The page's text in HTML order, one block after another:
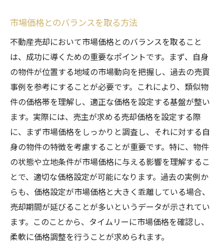
市場価格とのバランスを取る方法
不動産売却において市場価格とのバランスを取ること
は、成功に導くための重要なポイントです。まず、自身
の物件が位置する地域の市場動向を把握し、過去の売買
事例を参考にすることが必要です。これにより、類似物
件の価格帯を理解し、適正な価格を設定する基盤が整い
ます。実際には、売主が求める売却価格を設定する際
に、まず市場価格をしっかりと調査し、それに対する自
身の物件の特徴を考慮することが重要です。特に、物件
の状態や立地条件が市場価格に与える影響を理解するこ
とで、適切な価格設定が可能になります。過去の実例か
らも、価格設定が市場価格と大きく乖離している場合、
売却期間が延びることが多いというデータが示されてい
ます。このことから、タイムリーに市場価格を確認し、
柔軟に価格調整を行うことが求められます。